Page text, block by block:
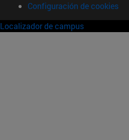
Configuración de cookies
Localizador de campus